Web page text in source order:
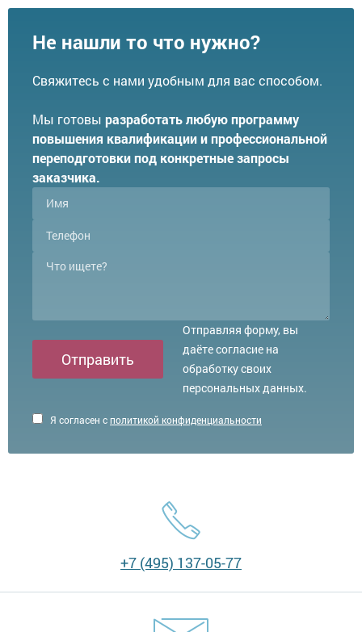
Не нашли то что нужно?
Свяжитесь с нами удобным для вас способом.
Мы готовы разработать любую программу
повышения квалификации и профессиональной
переподготовки под конкретные запросы
заказчика.
Я согласен сполитикой конфиденциальности
Отправить
Отправляя форму, вы
даёте согласие на
обработку своих
персональных данных.
+7 (495) 137-05-77